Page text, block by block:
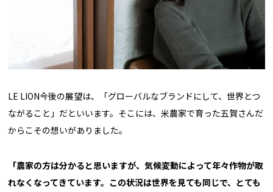
LE LION今後の展望は、「グローバルなブランドにして、世界とつ
ながること」だといいます。そこには、米農家で育った五賀さんだ
からこその想いがありました。
「農家の方は分かると思いますが、気候変動によって年々作物が取
れなくなってきています。この状況は世界を見ても同じで、とても